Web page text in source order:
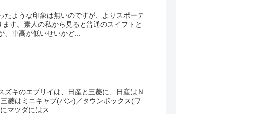
たような印象は無いのですが、よりスポーテ
す。素人の私から見ると普通のスイフトと
車高が低いせいかど...
キのエブリイは、日産と三菱に、日産はＮ
菱はミニキャブ(バン)／タウンボックス(ワ
マツダにはス...